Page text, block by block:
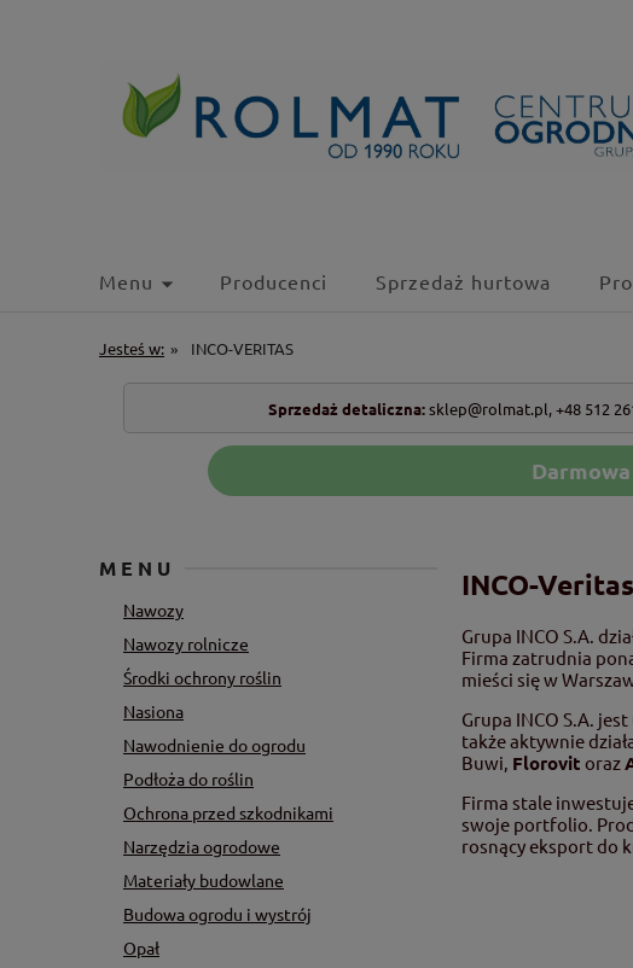
Menu Producenci Sprzedaż hurtowa
Jesteś w: » INCO-VERITAS
Sprzedaż detaliczna: sklep@rolmat.pl, +48 512
MENU
Nawozy
Nawozy rolnicze
Środki ochrony roślin
Nasiona
Nawodnienie do ogrodu
Podłoża do roślin
Ochrona przed szkodnikami
Narzędzia ogrodowe
Materiały budowlane
Budowa ogrodu i wystrój
Opał
INCO-
Grupa INCO S.A.
Firma zatrudnia
mieści się w
Grupa INCO S.A.
także aktywnie
Buwi, Florovit oraz
Firma stale
swoje portfolio.
rosnący eksport do